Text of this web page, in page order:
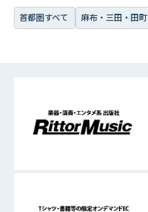
首都圏すべて 麻布・三田・田町